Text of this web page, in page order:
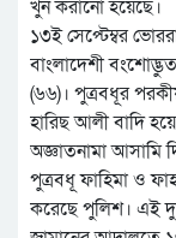
খুন করানো হয়েছে।
১৩ই সেপ্টেম্বর
বাংলাদেশী
(৬৬)। পুত্রবধূর
হারিছ আলী বাদি
অজ্ঞাতনামা আসামি
পুত্রবধূ ফাহিমা ও
করেছে পুলিশ। এই